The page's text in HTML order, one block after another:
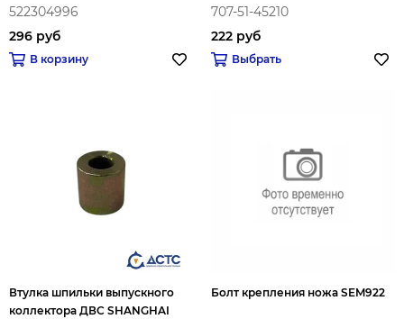
522304996
296 руб
В корзину
707-51-45210
222 руб
Выбрать
Втулка шпильки выпускного
коллектора ДВС SHANGHAI
Болт крепления ножа SEM922